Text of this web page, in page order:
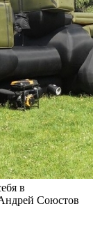
в
Союстов